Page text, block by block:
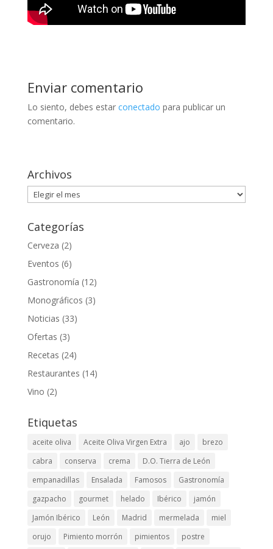
Enviar comentario
Lo siento, debes estar conectado para publicar un
comentario.
Archivos
Archivos
Categorías
Cerveza (2)
Eventos (6)
Gastronomía (12)
Monográficos (3)
Noticias (33)
Ofertas (3)
Recetas (24)
Restaurantes (14)
Vino (2)
Etiquetas
aceite oliva Aceite Oliva Virgen Extra ajo
brezo
cabra
conserva crema
D.O. Tierra de León
empanadillas
Ensalada Famosos
Gastronomía
gazpacho
gourmet helado Ibérico
jamón
Jamón Ibérico
León Madrid mermelada
miel
orujo
Pimiento morrón pimientos postre